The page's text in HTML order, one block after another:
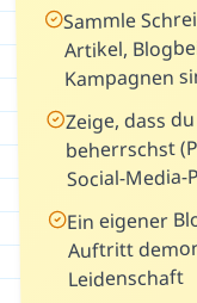
Sammle
Artikel,
Kampagnen
Zeige, dass
beherrschst
Social-Media-
Ein eigener
Auftritt
Leidenschaft